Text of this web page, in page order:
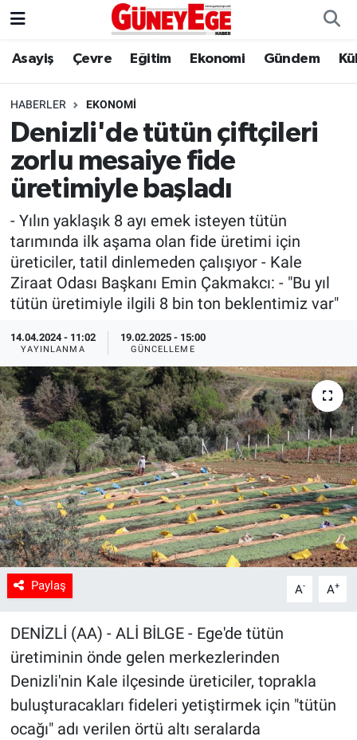
Asayiş Çevre Eğitim Ekonomi Gündem
HABERLER EKONOMI
Denizli'de tütün çiftçileri
zorlu mesaiye fide
üretimiyle başladı
- Yılın yaklaşık 8 ayı emek isteyen tütün
tarımında ilk aşama olan fide üretimi için
üreticiler, tatil dinlemeden çalışıyor - Kale
Ziraat Odası Başkanı Emin Çakmakcı: - "Bu yıl
tütün üretimiyle ilgili 8 bin ton beklentimiz var"
14.04.2024 - 11:02
YAYINLANMA
19.02.2025 - 15:00
GÜNCELLEME
Paylaş A- A+
DENİZLİ (AA) - ALİ BİLGE - Ege'de tütün
üretiminin önde gelen merkezlerinden
Denizli'nin Kale ilçesinde üreticiler, toprakla
buluşturacakları fideleri yetiştirmek için "tütün
ocağı" adı verilen örtü altı seralarda
Asayiş
Çevre
Eğitim
Ekonomi
Gündem
Kültür Sanat
Magazin
Politika
Sağlık
Spor
Yaşam
Tarım
İstanbul Hava Durumu
İstanbul Trafik Yoğunluk Haritası
Süper Lig Puan Durumu ve Fikstür
Tüm Manşetler
Son Dakika Haberleri
Haber Arşivi